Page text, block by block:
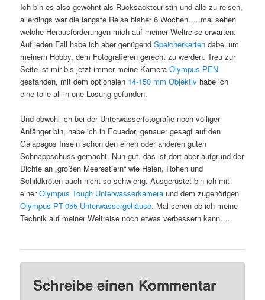
Ich bin es also gewöhnt als Rucksacktouristin und alle zu reisen,
allerdings war die längste Reise bisher 6 Wochen…..mal sehen
welche Herausforderungen mich auf meiner Weltreise erwarten.
Auf jeden Fall habe ich aber genügendSpeicherkarten dabei um
meinem Hobby, dem Fotografieren gerecht zu werden. Treu zur
Seite ist mir bis jetzt immer meine KameraOlympus PEN
gestanden, mit dem optionalen 14-150 mm Objektiv habe ich
eine tolle all-in-one Lösung gefunden.
Und obwohl ich bei der Unterwasserfotografie noch völliger
Anfänger bin, habe ich in Ecuador, genauer gesagt auf den
Galapagos Inseln schon den einen oder anderen guten
Schnappschuss gemacht. Nun gut, das ist dort aber aufgrund der
Dichte an „großen Meerestiern“ wie Haien, Rohen und
Schildkröten auch nicht so schwierig. Ausgerüstet bin ich mit
einerOlympus Tough Unterwasserkamera und dem zugehörigen
Olympus PT-055 Unterwassergehäuse. Mal sehen ob ich meine
Technik auf meiner Weltreise noch etwas verbessern kann…..
Schreibe einen Kommentar